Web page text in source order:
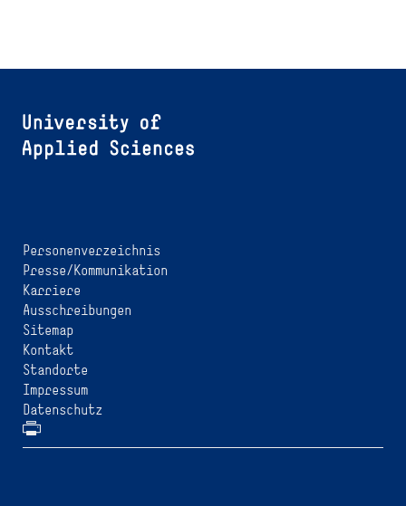
Personenverzeichnis
Presse/Kommunikation
Karriere
Ausschreibungen
Sitemap
Kontakt
Standorte
Impressum
Datenschutz